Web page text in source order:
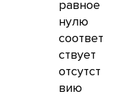
равное
нулю
соответ
ствует
отсутст
вию